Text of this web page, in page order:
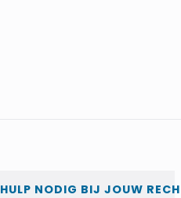
HULP NODIG BIJ JOUW